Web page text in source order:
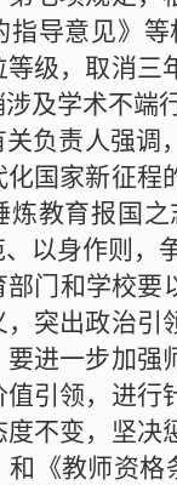
指导意见》
等级，取消三
及学术不端
关负责人强调
国家新征程
炼教育报国
以身作则，
部门和学校要
，突出政治引
进一步加强
引领，进行
度不变，坚决
和《教师资